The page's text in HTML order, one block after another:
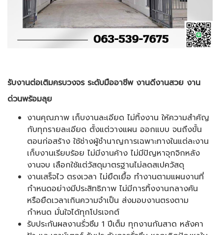
รับงานต่อเติมครบวงจร ระดับมืออาชีพ งานดีงานสวย งาน
ด่วนพร้อมลุย
งานคุณภาพ เก็บงานละเอียด ไม่ทิ้งงาน ให้ความสำคัญ
กับทุกรายละเอียด ตั้งแต่วางแผน ออกแบบ จนถึงขั้น
ตอนก่อสร้าง ใช้ช่างผู้ชำนาญการเฉพาะทางในแต่ละงาน
เก็บงานเรียบร้อย ไม่มีงานค้าง ไม่มีปัญหาจุกจิกหลัง
งานจบ เลือกใช้แต่วัสดุมาตรฐานไม่ลดสเปควัสดุ
งานเสร็จไว ตรงเวลา ไม่ยืดเยื้อ ทำงานตามแผนงานที่
กำหนดอย่างมีประสิทธิภาพ ไม่มีการทิ้งงานกลางคัน
หรือยืดเวลาเกินความจำเป็น ส่งมอบงานตรงตาม
กำหนด มั่นใจได้ทุกโปรเจกต์
รับประกันผลงานรั่วซึม 1 ปีเต็ม ทุกงานกันสาด หลังคา